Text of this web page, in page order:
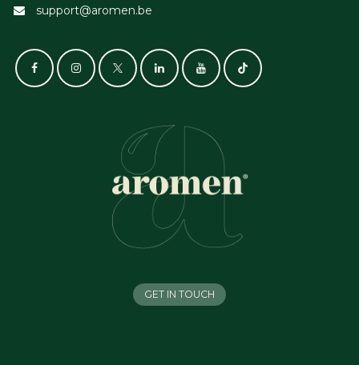
support@aromen.be
GET IN TOUCH